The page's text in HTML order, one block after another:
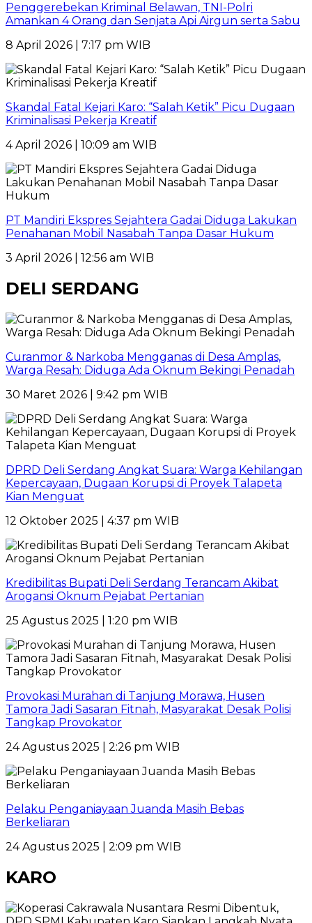
Penggerebekan Kriminal Belawan, TNI-Polri
Amankan 4 Orang dan Senjata Api Airgun serta Sabu
8 April 2026 | 7:17 pm WIB
Skandal Fatal Kejari Karo: “Salah Ketik” Picu Dugaan
Kriminalisasi Pekerja Kreatif
4 April 2026 | 10:09 am WIB
PT Mandiri Ekspres Sejahtera Gadai Diduga Lakukan
Penahanan Mobil Nasabah Tanpa Dasar Hukum
3 April 2026 | 12:56 am WIB
DELI SERDANG
Curanmor & Narkoba Mengganas di Desa Amplas,
Warga Resah: Diduga Ada Oknum Bekingi Penadah
30 Maret 2026 | 9:42 pm WIB
DPRD Deli Serdang Angkat Suara: Warga Kehilangan
Kepercayaan, Dugaan Korupsi di Proyek Talapeta
Kian Menguat
12 Oktober 2025 | 4:37 pm WIB
Kredibilitas Bupati Deli Serdang Terancam Akibat
Arogansi Oknum Pejabat Pertanian
25 Agustus 2025 | 1:20 pm WIB
Provokasi Murahan di Tanjung Morawa, Husen
Tamora Jadi Sasaran Fitnah, Masyarakat Desak Polisi
Tangkap Provokator
24 Agustus 2025 | 2:26 pm WIB
Pelaku Penganiayaan Juanda Masih Bebas
Berkeliaran
24 Agustus 2025 | 2:09 pm WIB
KARO